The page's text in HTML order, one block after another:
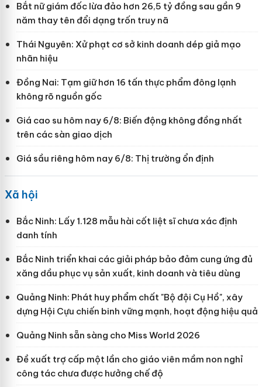
Bắt nữ giám đốc lừa đảo hơn 26,5 tỷ đồng sau gần 9
năm thay tên đổi dạng trốn truy nã
Thái Nguyên: Xử phạt cơ sở kinh doanh dép giả mạo
nhãn hiệu
Đồng Nai: Tạm giữ hơn 16 tấn thực phẩm đông lạnh
không rõ nguồn gốc
Giá cao su hôm nay 6/8: Biến động không đồng nhất
trên các sàn giao dịch
Giá sầu riêng hôm nay 6/8: Thị trường ổn định
Xã hội
Bắc Ninh: Lấy 1.128 mẫu hài cốt liệt sĩ chưa xác định
danh tính
Bắc Ninh triển khai các giải pháp bảo đảm cung ứng đủ
xăng dầu phục vụ sản xuất, kinh doanh và tiêu dùng
Quảng Ninh: Phát huy phẩm chất "Bộ đội Cụ Hồ", xây
dựng Hội Cựu chiến binh vững mạnh, hoạt động hiệu quả
Quảng Ninh sẵn sàng cho Miss World 2026
Đề xuất trợ cấp một lần cho giáo viên mầm non nghỉ
công tác chưa được hưởng chế độ